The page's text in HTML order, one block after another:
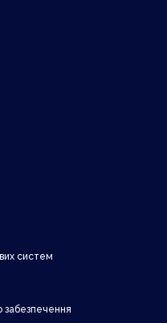
систем
забезпечення